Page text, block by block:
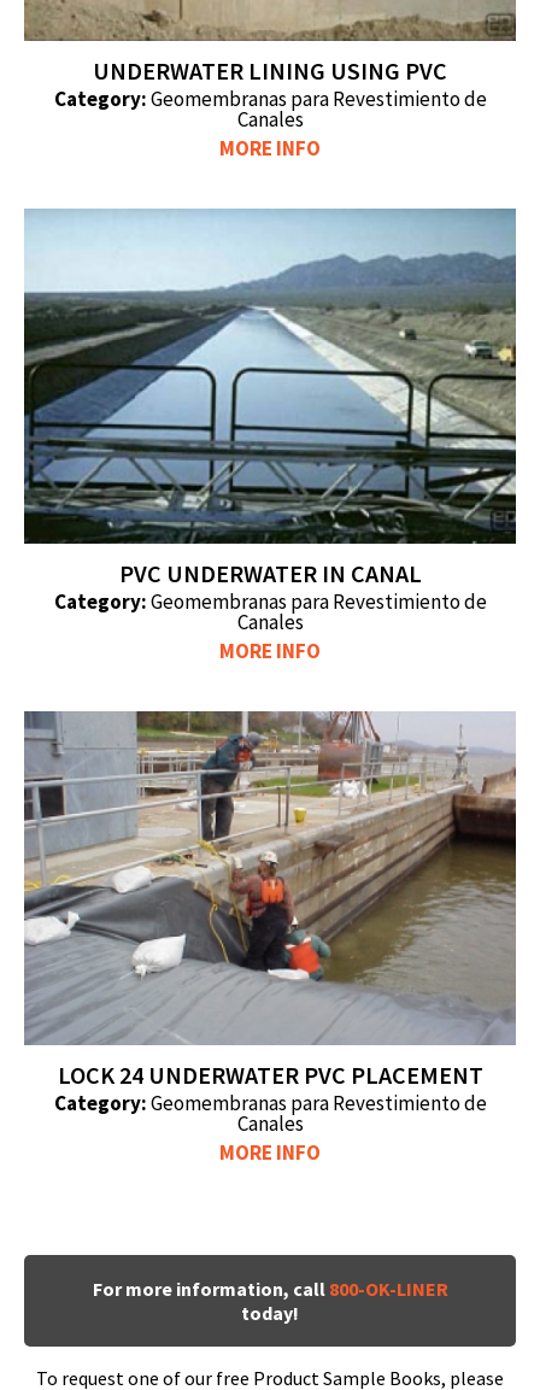
UNDERWATER LINING USING PVC
Category:Geomembranas para Revestimiento de
Canales
MORE INFO
PVC UNDERWATER IN CANAL
Category:Geomembranas para Revestimiento de
Canales
MORE INFO
LOCK 24 UNDERWATER PVC PLACEMENT
Category:Geomembranas para Revestimiento de
Canales
MORE INFO
For more information, call 800-OK-LINER
today!
To request one of our free Product Sample Books, please